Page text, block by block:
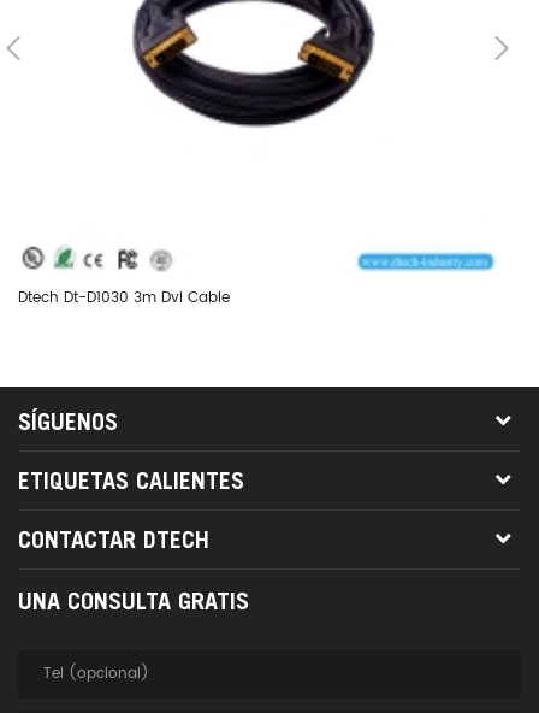
Dtech Dt-D1030 3m Dvi Cable
SÍGUENOS
ETIQUETAS CALIENTES
CONTACTAR DTECH
UNA CONSULTA GRATIS